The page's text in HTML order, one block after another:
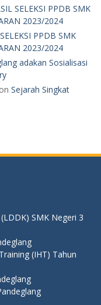
SELEKSI PPDB SMK
2023/2024
PPDB SMK
2023/2024
adakan Sosialisasi
on Sejarah Singkat
SMK Negeri 3
(IHT) Tahun